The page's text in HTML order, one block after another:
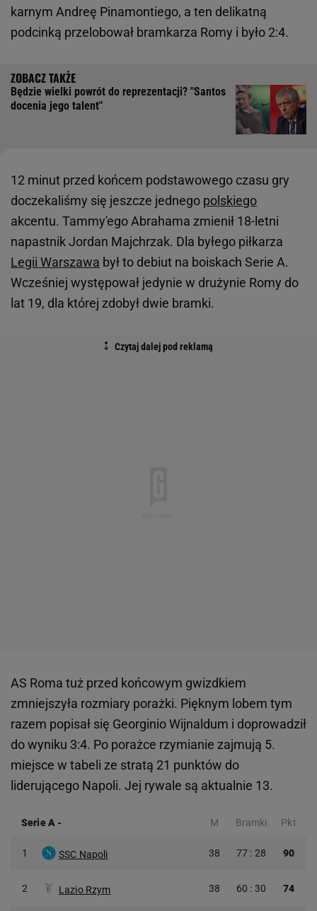
karnym Andreę Pinamontiego, a ten delikatną
podcinką przelobował bramkarza Romy i było 2:4.
Będzie wielki powrót do reprezentacji? "Santos
docenia jego talent"
12 minut przed końcem podstawowego czasu gry
doczekaliśmy się jeszcze jednego polskiego
akcentu. Tammy'ego Abrahama zmienił 18-letni
napastnik Jordan Majchrzak. Dla byłego piłkarza
Legii Warszawa był to debiut na boiskach Serie A.
Wcześniej występował jedynie w drużynie Romy do
lat 19, dla której zdobył dwie bramki.
AS Roma tuż przed końcowym gwizdkiem
zmniejszyła rozmiary porażki. Pięknym lobem tym
razem popisał się Georginio Wijnaldum i doprowadził
do wyniku 3:4. Po porażce rzymianie zajmują 5.
miejsce w tabeli ze stratą 21 punktów do
liderującego Napoli. Jej rywale są aktualnie 13.
Serie A - M Bramki Pkt
1 SSC Napoli 38 77 : 28 90
2 Lazio Rzym 38 60 : 30 74